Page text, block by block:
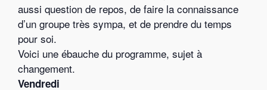
aussi question de repos, de faire la connaissance
d’un groupe très sympa, et de prendre du temps
pour soi.
Voici une ébauche du programme, sujet à
changement.
Vendredi